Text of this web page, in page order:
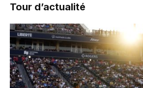
Tour d’actualité